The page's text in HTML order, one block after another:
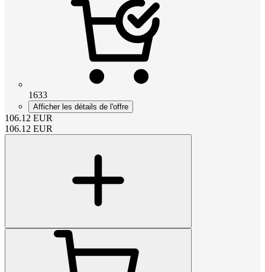
1633
Afficher les détails de l'offre
106.12 EUR
106.12 EUR